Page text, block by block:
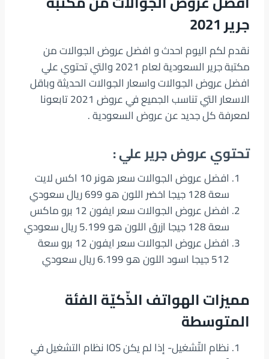
جرير 2021
نقدم لكم اليوم احدث و افضل عروض الجوالات من
مكتبة جرير السعودية لعام 2021 والتي تحتوي علي
افضل عروض الجوالات واسعار الجوالات الحديثة وباقل
الاسعار التي تناسب الجميع في عروض 2021 تابعونا
لمعرفة كل جديد عن عروض السعودية .
تحتوي عروض جرير علي :
افضل عروض الجوالات سعر هونر 10 اكس لايت
سعة 128 جيجا اخضر اللون هو 699 ريال سعودي
افضل عروض الجوالات سعر ايفون 12 برو ماكس
سعة 128 جيجا ازرق اللون هو 5.199 ريال سعودي
افضل عروض الجوالات سعر ايفون 12 برو سعة
512 جيجا اسود اللون هو 6.199 ريال سعودي
مميزات الهواتف الذّكيّة الفئة
المتوسطة
نظام التّشغيل- إذا لم يكن IOS نظام التشغيل في